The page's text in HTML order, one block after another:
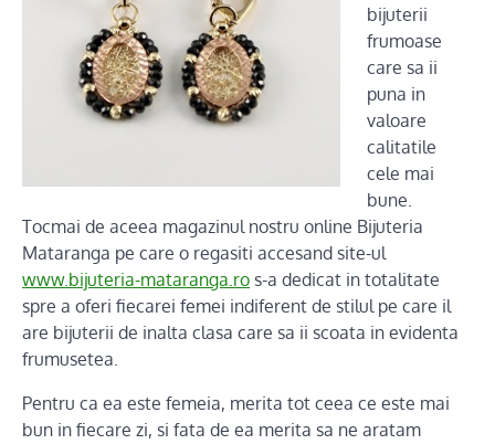
bijuterii
frumoase
care sa ii
puna in
valoare
calitatile
cele mai
bune.
Tocmai de aceea magazinul nostru online Bijuteria
Mataranga pe care o regasiti accesand site-ul
www.bijuteria-mataranga.ro s-a dedicat in totalitate
spre a oferi fiecarei femei indiferent de stilul pe care il
are bijuterii de inalta clasa care sa ii scoata in evidenta
frumusetea.
Pentru ca ea este femeia, merita tot ceea ce este mai
bun in fiecare zi, si fata de ea merita sa ne aratam